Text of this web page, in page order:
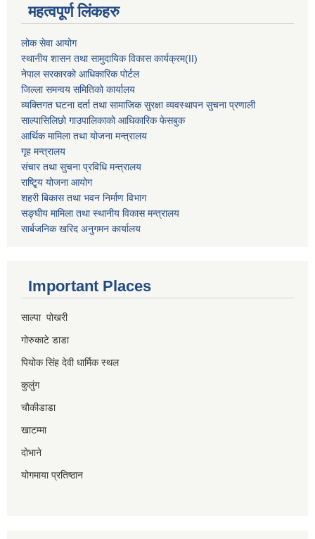
महत्वपूर्ण लिंकहरु
लोक सेवा आयोग
स्थानीय शासन तथा सामुदायिक विकास कार्यक्रम(II)
नेपाल सरकारको आधिकारिक पोर्टल
जिल्ला समन्वय समितिको कार्यालय
व्यक्तिगत घटना दर्ता तथा सामाजिक सुरक्षा व्यवस्थापन सुचना प्रणाली
साल्पासिलिछो गाउपालिकाको आधिकारिक फेसबुक
आर्थिक मामिला तथा योजना मन्त्रालय
गृह मन्त्रालय
संचार तथा सुचना प्रविधि मन्त्रालय
राष्टि्ृय योजना आयोग
शहरी बिकास तथा भवन निर्माण विभाग
सङ्घीय मामिला तथा स्थानीय विकास मन्त्रालय
सार्बजनिक खरिद अनुगमन कार्यालय
Important Places
साल्पा पोखरी
गोरुकाटे डाडा
पियोक सिंह देवी धार्मिक स्थल
कुलुंग
चौकीडाडा
खाटम्मा
दोभाने
योगमाया प्रतिष्ठान